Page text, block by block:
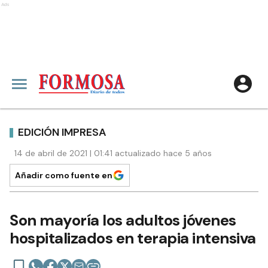
Ads
EDICIÓN IMPRESA
14 de abril de 2021 | 01:41 actualizado hace 5 años
Añadir como fuente en
Son mayoría los adultos jóvenes
hospitalizados en terapia intensiva